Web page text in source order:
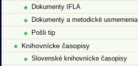
Dokumenty IFLA
Dokumenty a metodické usmernenia
Pošli tip
Knihovnícke časopisy
Slovenské knihovnícke časopisy